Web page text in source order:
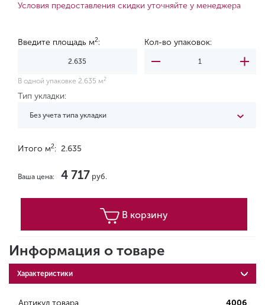
Условия предоставления скидки уточняйте у менеджера
Введите площадь м2: Кол-во упаковок:
В одной упаковке 2.635 м 2
Тип укладки:
Без учета типа укладки
Итого м2: 2.635
Ваша цена: 4 717 руб.
В корзину
Информация о товаре
Характеристики
Артикул товара 4006